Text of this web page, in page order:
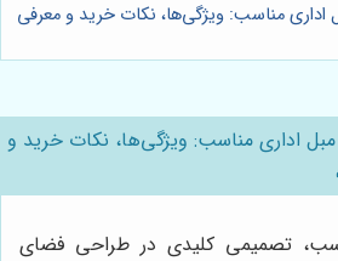
اداری مناسب: ویژگی‌ها، نکات خرید و معرفی
اداری مناسب: ویژگی‌ها، نکات خرید و
تصمیمی کلیدی در طراحی فضای